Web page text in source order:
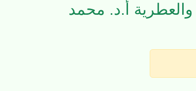
والعطرية أ.د. محمد